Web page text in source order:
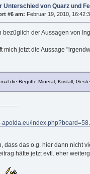
Unterschied von Quarz und
#6 am: Februar 19, 2010,
bezüglich der Aussagen von
mich jetzt die Aussage
die Begriffe Mineral, Kristall,
apolda.eu/
dass das o.g. hier dann nicht
hätte jetzt evtl. eher